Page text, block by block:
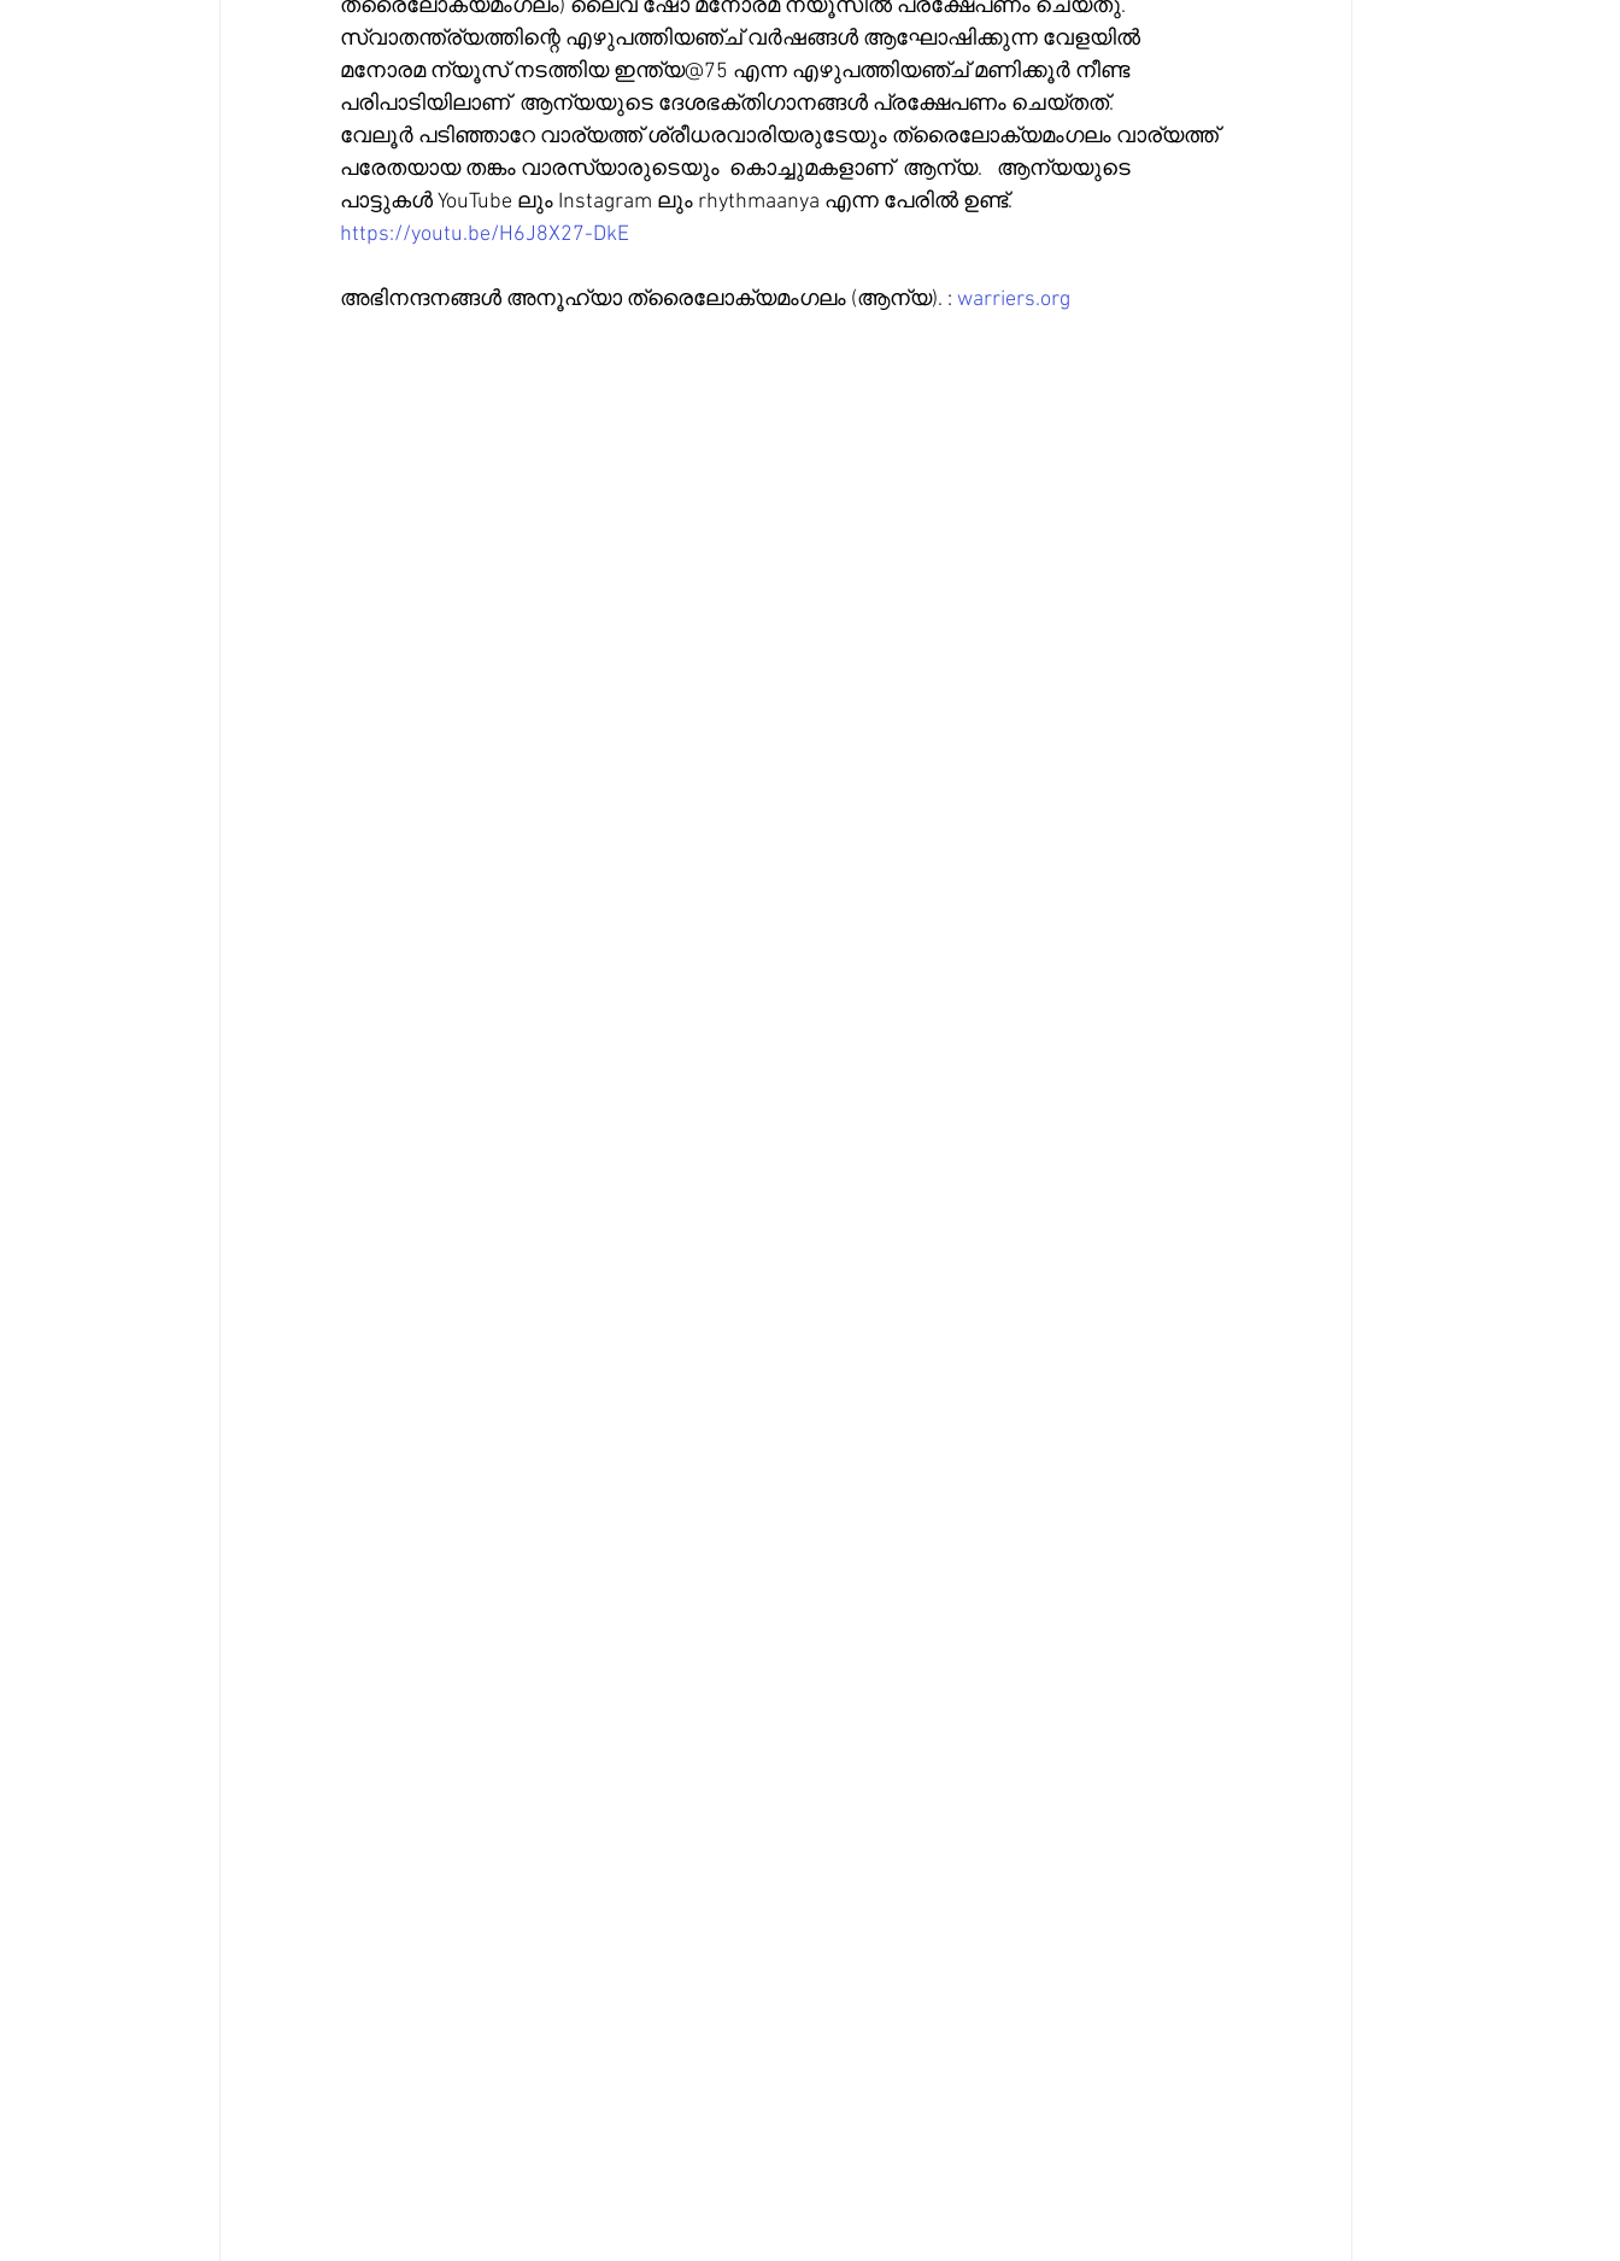
ത്രൈലോക്യമംഗലം) ലൈവ് ഷോ മനോരമ ന്യൂസിൽ പ്രക്ഷേപണം ചെയ്തു.
സ്വാതന്ത്ര്യത്തിന്റെ എഴുപത്തിയഞ്ച് വർഷങ്ങൾ ആഘോഷിക്കുന്ന വേളയിൽ
മനോരമ ന്യൂസ് നടത്തിയ ഇന്ത്യ@75 എന്ന എഴുപത്തിയഞ്ച് മണിക്കൂർ നീണ്ട
പരിപാടിയിലാണ്  ആന്യയുടെ ദേശഭക്തിഗാനങ്ങൾ പ്രക്ഷേപണം ചെയ്തത്.
വേലൂർ പടിഞ്ഞാറേ വാര്യത്ത് ശ്രീധരവാരിയരുടേയും ത്രൈലോക്യമംഗലം വാര്യത്ത്
പരേതയായ തങ്കം വാരസ്യാരുടെയും  കൊച്ചുമകളാണ്  ആന്യ.   ആന്യയുടെ
പാട്ടുകൾ YouTube ലും Instagram ലും rhythmaanya എന്ന പേരിൽ ഉണ്ട്.
https://youtu.be/H6J8X27-DkE
അഭിനന്ദനങ്ങൾ അനൂഹ്യാ ത്രൈലോക്യമംഗലം (ആന്യ). : warriers.org